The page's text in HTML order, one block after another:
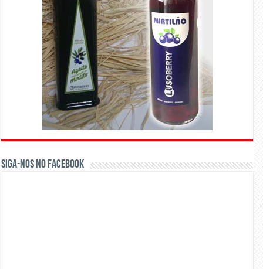
Siga-nos no Facebook